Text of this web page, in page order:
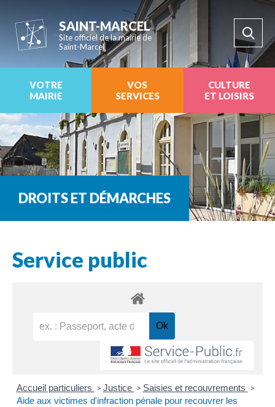
SAINT-MARCEL
Site officiel de la mairie de
Saint-Marcel
VOTRE
MAIRIE
VOS
SERVICES
CULTURE
ET LOISIRS
DROITS ET DÉMARCHES
Service public
Accueil particuliers > Justice > Saisies et recouvrements >
Aide aux victimes d'infraction pénale pour recouvrer les